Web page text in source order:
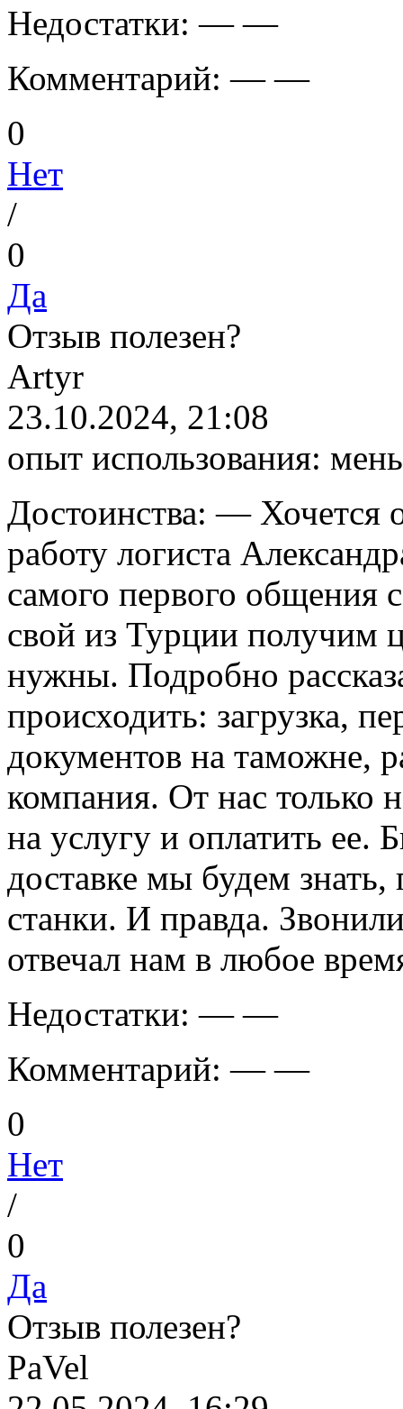
Недостатки: — —
Комментарий: — —
0
Нет
/
0
Да
Отзыв полезен?
Artyr
23.10.2024, 21:08
опыт использования:
Достоинства: — Хочется
работу логиста
самого первого общения
свой из Турции получим
нужны. Подробно
происходить: загрузка,
документов на таможне,
компания. От нас только
на услугу и оплатить ее.
доставке мы будем
станки. И правда.
отвечал нам в любое
Недостатки: — —
Комментарий: — —
0
Нет
/
0
Да
Отзыв полезен?
PaVel